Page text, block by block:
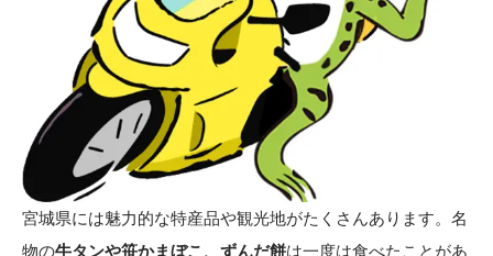
宮城県には魅力的な特産品や観光地がたくさんあります。名
物の牛タンや笹かまぼこ、ずんだ餅は一度は食べたことがあ